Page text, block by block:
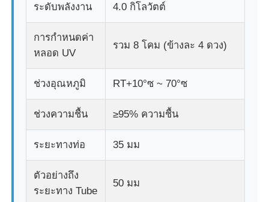
อุปกรณ์ทดสอบรองเท้า
อุปกรณ์ทดสอบวัสดุก่อสร้าง
อุปกรณ์ทดสอบบรรจุภัณฑ์
ระดับพลังงาน 4.0 กิโลวัตต์
การกำหนดค่า
หลอด UV
รวม 8 โคม (ข้างละ 4 ดวง)
ช่วงอุณหภูมิ RT+10°ซ ~ 70°ซ
ช่วงความชื้น ≥95% ความชื้น
ระยะทางท่อ 35 มม
ตัวอย่างถึง
ระยะทาง Tube
50 มม